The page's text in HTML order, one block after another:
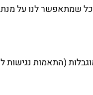
ככל שמתאפשר לנו על